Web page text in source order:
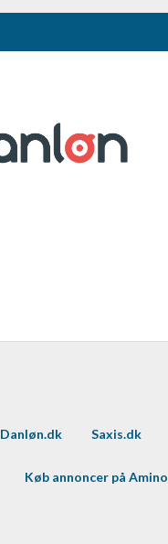
Danløn.dk Saxis.dk
Køb annoncer på Amino